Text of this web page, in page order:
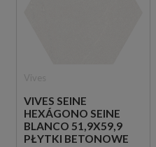
VIVES SEINE
HEXÁGONO SEINE
BLANCO 51,9X59,9
PŁYTKI BETONOWE